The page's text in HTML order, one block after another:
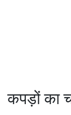
कपड़ों का